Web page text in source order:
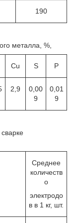
190
металла, %,
Cu S P
2,9
0,00
9
0,01
9
Среднее
количеств
о
электродо
в в 1 кг, шт.